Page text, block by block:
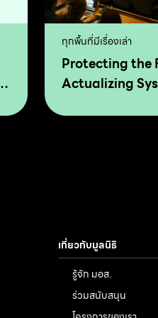
ทุกพื้นที่มีเรื่องเล่า
Protecting the
Actualizing
เกี่ยวกับมูลนิธิ
รู้จัก มอส.
ร่วมสนับสนุน